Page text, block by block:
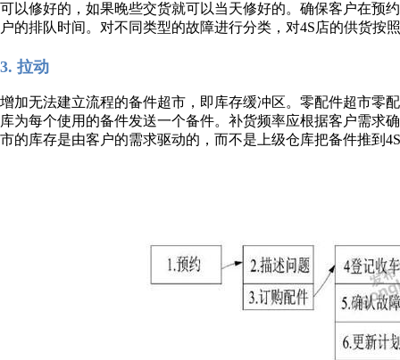
可以修好的，如果晚些交货就可以当天修好的。确保客户在预
户的排队时间。对不同类型的故障进行分类，对4S店的供货按
3. 拉动
增加无法建立流程的备件超市，即库存缓冲区。零配件超市零
库为每个使用的备件发送一个备件。补货频率应根据客户需求
市的库存是由客户的需求驱动的，而不是上级仓库把备件推到